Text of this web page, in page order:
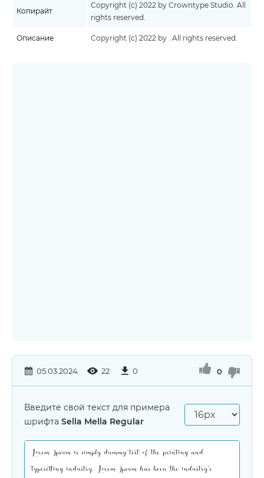
Копирайт
Copyright (c) 2022 by Crowntype Studio. All
rights reserved.
Описание Copyright (c) 2022 by . All rights reserved.
05.03.2024 22 0 0
Введите свой текст для примера
шрифта Sella Mella Regular